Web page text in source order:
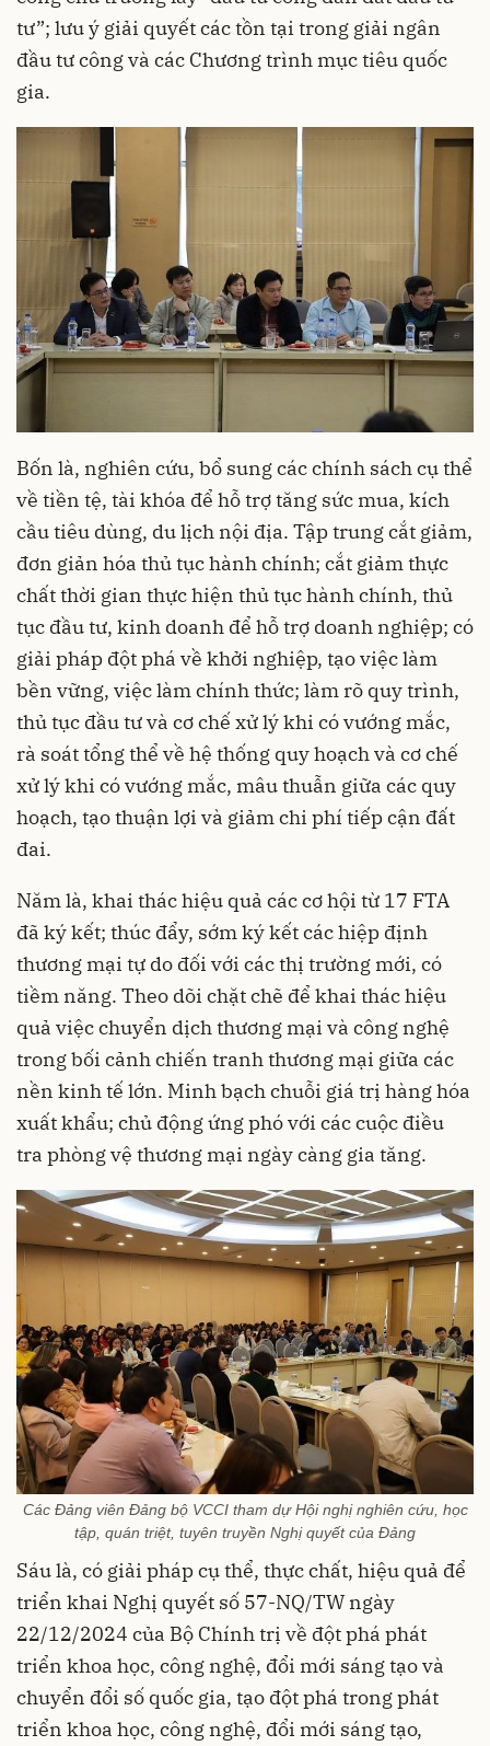
tư”; lưu ý giải quyết các tồn tại trong giải ngân
đầu tư công và các Chương trình mục tiêu quốc
gia.
Bốn là, nghiên cứu, bổ sung các chính sách cụ thể
về tiền tệ, tài khóa để hỗ trợ tăng sức mua, kích
cầu tiêu dùng, du lịch nội địa. Tập trung cắt giảm,
đơn giản hóa thủ tục hành chính; cắt giảm thực
chất thời gian thực hiện thủ tục hành chính, thủ
tục đầu tư, kinh doanh để hỗ trợ doanh nghiệp; có
giải pháp đột phá về khởi nghiệp, tạo việc làm
bền vững, việc làm chính thức; làm rõ quy trình,
thủ tục đầu tư và cơ chế xử lý khi có vướng mắc,
rà soát tổng thể về hệ thống quy hoạch và cơ chế
xử lý khi có vướng mắc, mâu thuẫn giữa các quy
hoạch, tạo thuận lợi và giảm chi phí tiếp cận đất
đai.
Năm là, khai thác hiệu quả các cơ hội từ 17 FTA
đã ký kết; thúc đẩy, sớm ký kết các hiệp định
thương mại tự do đối với các thị trường mới, có
tiềm năng. Theo dõi chặt chẽ để khai thác hiệu
quả việc chuyển dịch thương mại và công nghệ
trong bối cảnh chiến tranh thương mại giữa các
nền kinh tế lớn. Minh bạch chuỗi giá trị hàng hóa
xuất khẩu; chủ động ứng phó với các cuộc điều
tra phòng vệ thương mại ngày càng gia tăng.
Các Đảng viên Đảng bộ VCCI tham dự Hội nghị nghiên cứu, học
tập, quán triệt, tuyên truyền Nghị quyết của Đảng
Sáu là, có giải pháp cụ thể, thực chất, hiệu quả để
triển khai Nghị quyết số 57-NQ/TW ngày
22/12/2024 của Bộ Chính trị về đột phá phát
triển khoa học, công nghệ, đổi mới sáng tạo và
chuyển đổi số quốc gia, tạo đột phá trong phát
triển khoa học, công nghệ, đổi mới sáng tạo,